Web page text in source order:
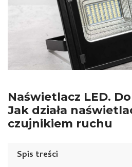
Naświetlacz LED.
Jak działa
czujnikiem ruchu
Spis treści